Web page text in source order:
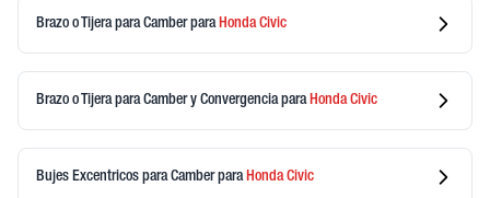
Brazo o Tijera para Camberpara HondaCivic
Brazo o Tijera para Camber y Convergenciapara HondaCivic
Bujes Excentricos para Camberpara HondaCivic